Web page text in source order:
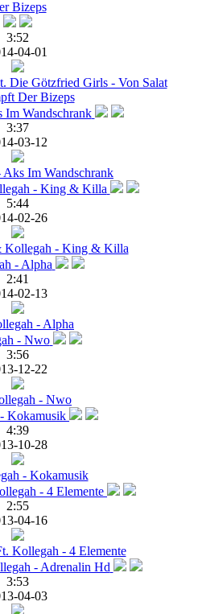
3:52
04-01
Die Götzfried Girls - Von Salat
Der Bizeps
3:37
03-12
Im Wandschrank
5:44
02-26
Kollegah - King & Killa
2:41
02-13
- Alpha
3:56
12-22
- Nwo
4:39
10-28
- Kokamusik
2:55
04-16
Kollegah - 4 Elemente
3:53
04-03